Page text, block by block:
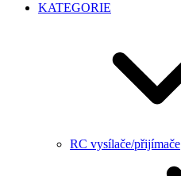
KATEGORIE
RC vysílače/přijímače